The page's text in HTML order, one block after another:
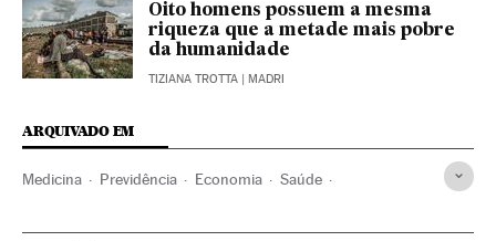
Oito homens possuem a mesma
riqueza que a metade mais pobre
da humanidade
TIZIANA TROTTA | MADRI
ARQUIVADO EM
Medicina Previdência Economia Saúde